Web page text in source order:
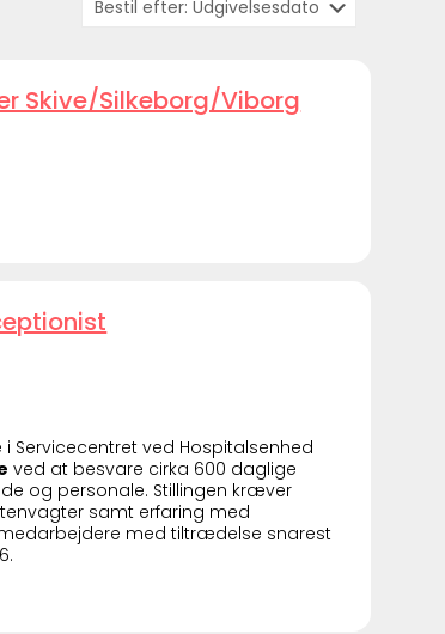
Skive/Silkeborg/Viborg
Servicecentret ved Hospitalsenhed
ved at besvare cirka 600 daglige
og personale. Stillingen kræver
samt erfaring med
med tiltrædelse snarest